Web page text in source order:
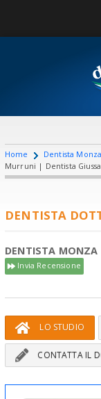
Home Dentista
Murruni | Dentista
DENTISTA
DENTISTA MONZA
Invia Recensione
LO STUDIO
CONTATTA IL